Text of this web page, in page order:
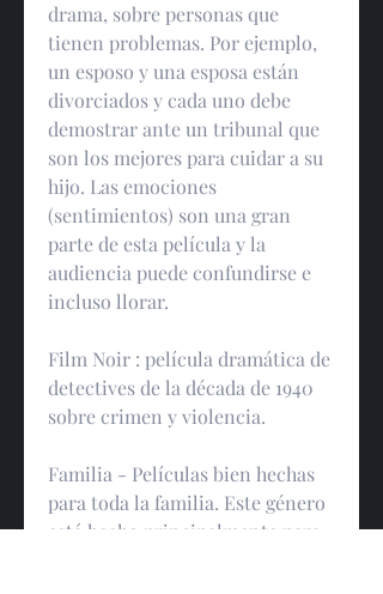
drama, sobre personas que
tienen problemas. Por ejemplo,
un esposo y una esposa están
divorciados y cada uno debe
demostrar ante un tribunal que
son los mejores para cuidar a su
hijo. Las emociones
(sentimientos) son una gran
parte de esta película y la
audiencia puede confundirse e
incluso llorar.
Film Noir : película dramática de
detectives de la década de 1940
sobre crimen y violencia.
Familia - Películas bien hechas
para toda la familia. Este género
está hecho principalmente para